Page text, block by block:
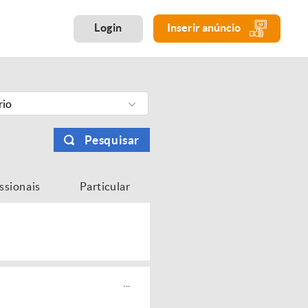
Login Inserir anúncio
Pesquisar
Particular